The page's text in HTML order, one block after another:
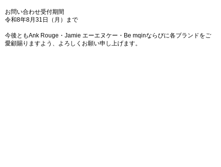
お問い合わせ受付期間
令和8年8月31日（月）まで
今後ともAnk Rouge・Jamie エーエヌケー・Be mqinならびに各ブランドをご
愛顧賜りますよう、よろしくお願い申し上げます。